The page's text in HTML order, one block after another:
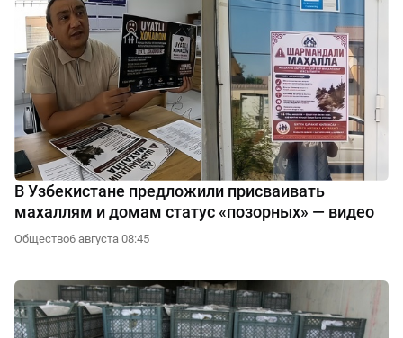
В Узбекистане предложили присваивать
махаллям и домам статус «позорных» — видео
Общество6 августа 08:45